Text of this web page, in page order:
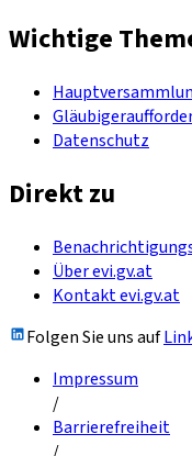
Wichtige
Datenschutz
Direkt zu
Über evi.gv.at
Kontakt evi.gv.at
Folgen Sie uns auf
Impressum
/
Barrierefreiheit